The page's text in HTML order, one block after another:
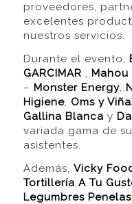
proveedores,
excelentes
nuestros servicios.
Durante el evento,
GARCIMAR , Mahou
– Monster Energy,
Higiene, Oms y
Gallina Blanca y
variada gama de
asistentes.
Además, Vicky
Tortillería A Tu
Legumbres Penelas